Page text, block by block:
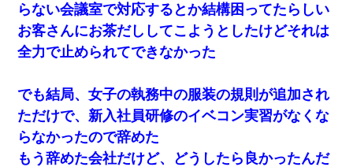
らない会議室で対応するとか結構困ってたらしい
お客さんにお茶だししてこようとしたけどそれは
全力で止められてできなかった
でも結局、女子の執務中の服装の規則が追加され
ただけで、新入社員研修のイベコン実習がなくな
らなかったので辞めた
もう辞めた会社だけど、どうしたら良かったんだ